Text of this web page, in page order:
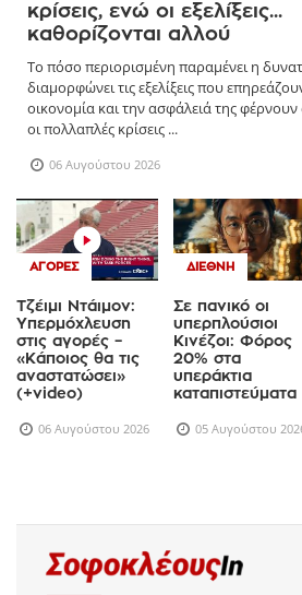
κρίσεις, ενώ οι εξελίξεις...
καθορίζονται αλλού
Το πόσο περιορισμένη παραμένει η
διαμορφώνει τις εξελίξεις που
οικονομία και την ασφάλειά της φέρνουν
οι πολλαπλές κρίσεις ...
06 Αυγούστου 2026
ΑΓΟΡΈΣ
Τζέιμι Ντάιμον:
Υπερμόχλευση
στις αγορές –
«Κάποιος θα τις
αναστατώσει»
(+video)
06 Αυγούστου 2026
ΔΙΕΘΝΉ
Σε πανικό οι
υπερπλούσιοι
Κινέζοι: Φόρος
20% στα
υπεράκτια
καταπιστεύματα
05 Αυγούστου